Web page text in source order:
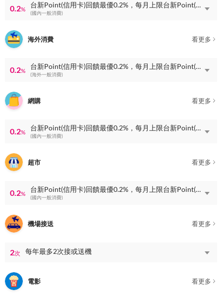
0.2%
台新Point(信用卡)回饋最優0.2%，每月上限台新Point(信用卡)回饋1500點
(國內一般消費)
海外消費 看更多
0.2%
台新Point(信用卡)回饋最優0.2%，每月上限台新Point(信用卡)回饋1500點
(海外一般消費)
網購 看更多
0.2%
台新Point(信用卡)回饋最優0.2%，每月上限台新Point(信用卡)回饋1500點
(國內一般消費)
超市 看更多
0.2%
台新Point(信用卡)回饋最優0.2%，每月上限台新Point(信用卡)回饋1500點
(國內一般消費)
機場接送 看更多
2次 每年最多2次接或送機
電影 看更多